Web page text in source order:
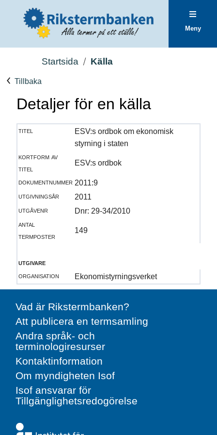
Meny
Startsida Källa
Tillbaka
Detaljer för en källa
titel
ESV:s ordbok om ekonomisk
styrning i staten
kortform av
titel
ESV:s ordbok
dokumentnummer 2011:9
utgivningsår
2011
utgåvenr
Dnr: 29-34/2010
antal
termposter
149
utgivare
organisation
Ekonomistyrningsverket
Vad är Rikstermbanken?
Att publicera en termsamling
Andra språk- och
terminologiresurser
Kontaktinformation
Om myndigheten Isof
Isof ansvarar för
Tillgänglighetsredogörelse